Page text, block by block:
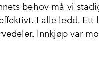
behov må vi
I alle ledd.
Innkjøp var